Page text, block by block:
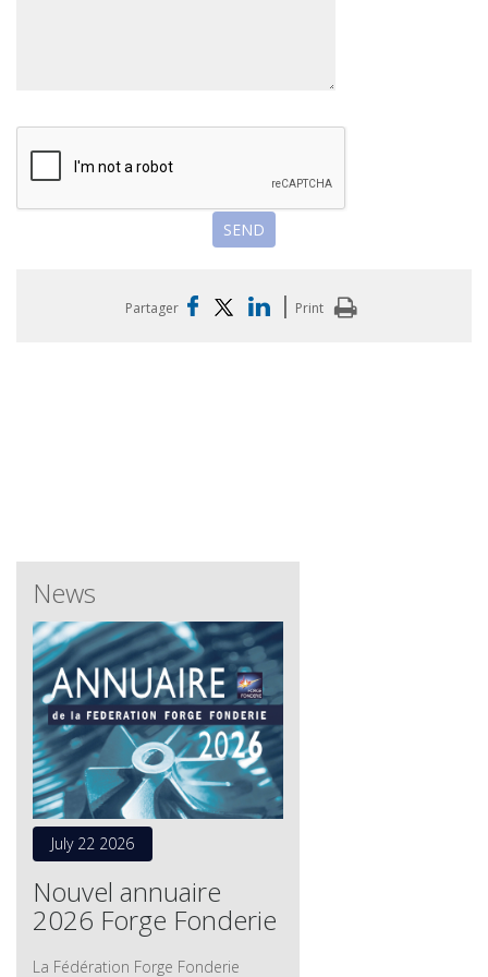
Partager | Print
News
July 22 2026
Nouvel annuaire
2026 Forge Fonderie
La Fédération Forge Fonderie